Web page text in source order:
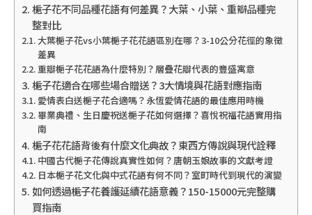
梔子花不同品種花語有何差異？大葉、小葉、重瓣品種完
整對比
大葉梔子花vs小葉梔子花花語區別在哪？3-10公分花徑的象徵
差異
重瓣梔子花花語為什麼特別？層疊花瓣代表的豐盛寓意
梔子花適合在哪些場合贈送？3大情境與花語對應指南
愛情表白送梔子花合適嗎？永恆愛情花語的最佳應用時機
畢業典禮、生日慶祝送梔子花如何選擇？喜悅祝福花語實用指
南
梔子花花語背後有什麼文化典故？東西方傳說與現代詮釋
中國古代梔子花傳說真實性如何？唐朝玉娘故事的文獻考證
日本梔子花文化與中式花語有何不同？室町時代到現代的演變
如何透過梔子花養護延續花語意義？150-15000元完整購
買指南